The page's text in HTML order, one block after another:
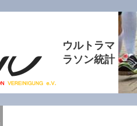
ウルトラマ
ラソン統計